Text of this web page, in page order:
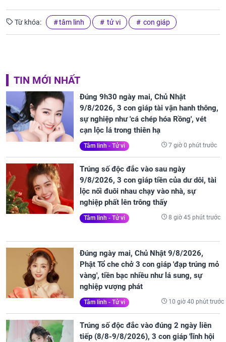
Từ khóa: tâm linh tử vi con giáp
TIN MỚI NHẤT
Đúng 9h30 ngày mai, Chủ Nhật
9/8/2026, 3 con giáp tài vận hanh thông,
sự nghiệp như 'cá chép hóa Rồng', vét
cạn lộc lá trong thiên hạ
Tâm linh - Tử vi 7 giờ 0 phút trước
Trúng số độc đắc vào sau ngày
9/8/2026, 3 con giáp tiền của dư dôi, tài
lộc nối đuôi nhau chạy vào nhà, sự
nghiệp phất lên trông thấy
Tâm linh - Tử vi 8 giờ 45 phút trước
Đúng ngày mai, Chủ Nhật 9/8/2026,
Phật Tổ che chở 3 con giáp 'đạp trúng mỏ
vàng', tiền bạc nhiều như lá sung, sự
nghiệp vượng phát
Tâm linh - Tử vi 10 giờ 40 phút trước
Trúng số độc đắc vào đúng 2 ngày liên
tiếp (8/8-9/8/2026), 3 con giáp 'lĩnh hội